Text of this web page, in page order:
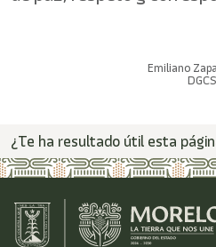
Emiliano
¿Te ha resultado útil esta